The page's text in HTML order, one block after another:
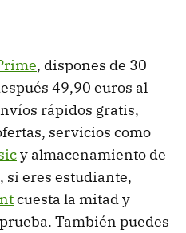
, dispones de 30
49,90 euros al
rápidos gratis,
servicios como
y almacenamiento de
si eres estudiante,
cuesta la mitad y
También puedes